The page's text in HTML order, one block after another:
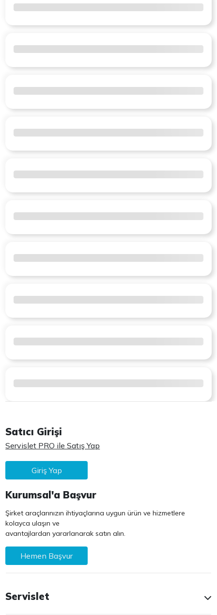
Satıcı Girişi
Servislet PRO ile Satış Yap
Giriş Yap
Kurumsal'a Başvur
Şirket araçlarınızın ihtiyaçlarına uygun ürün ve hizmetlere
kolayca ulaşın ve
avantajlardan yararlanarak satın alın.
Hemen Başvur
Servislet